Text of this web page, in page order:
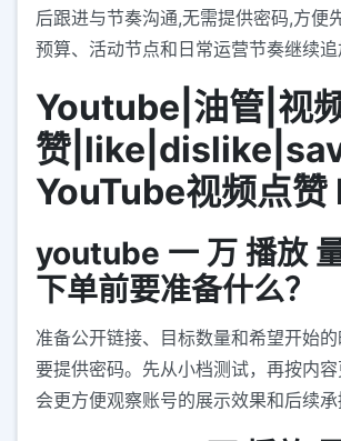
后跟进与节奏沟通,无需提供密码,方便
预算、活动节点和日常运营节奏继续追
Youtube|油管|视
赞
YouTube视频点赞
youtube 一 万 播放
下单前要准备什么？
准备公开链接、目标数量和希望开始
要提供密码。先从小档测试，再按内容
会更方便观察账号的展示效果和后续承